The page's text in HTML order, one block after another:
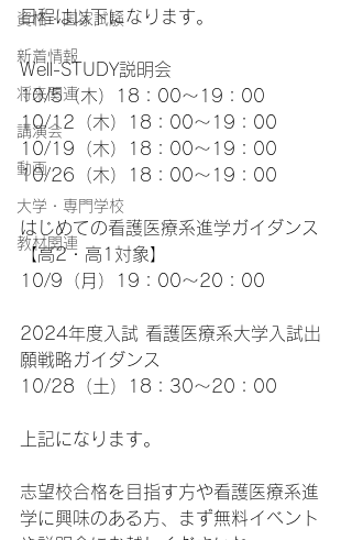
資格・国家試験
新着情報
将来関連
講演会
動画
大学・専門学校
教材関連
日程は以下になります。
Well-STUDY説明会
10/5（木）18：00～19：00
10/12（木）18：00～19：00
10/19（木）18：00～19：00
10/26（木）18：00～19：00
はじめての看護医療系進学ガイダンス
【高2・高1対象】
10/9（月）19：00～20：00
2024年度入試 看護医療系大学入試出
願戦略ガイダンス
10/28（土）18：30～20：00
上記になります。
志望校合格を目指す方や看護医療系進
学に興味のある方、まず無料イベント